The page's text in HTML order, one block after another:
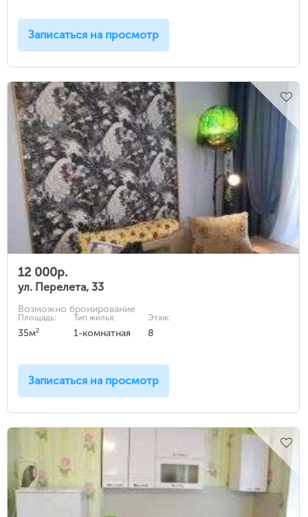
Записаться на просмотр
12 000р.
ул. Перелета, 33
Возможно бронирование
Площадь:
35м2
Тип жилья:
1-комнатная
Этаж:
8
Записаться на просмотр